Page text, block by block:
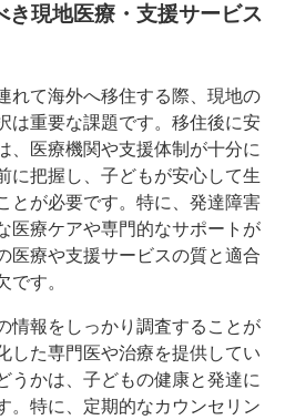
き現地医療・支援サービス
れて海外へ移住する際、現地の
は重要な課題です。移住後に安
、医療機関や支援体制が十分に
に把握し、子どもが安心して生
とが必要です。特に、発達障害
医療ケアや専門的なサポートが
医療や支援サービスの質と適合
す。
情報をしっかり調査することが
した専門医や治療を提供してい
うかは、子どもの健康と発達に
。特に、定期的なカウンセリン